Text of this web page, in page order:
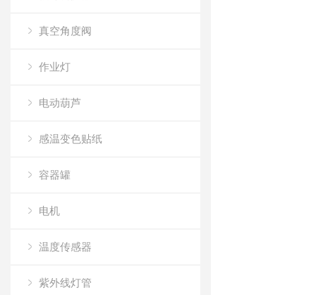
真空角度阀
作业灯
电动葫芦
感温变色贴纸
容器罐
电机
温度传感器
紫外线灯管